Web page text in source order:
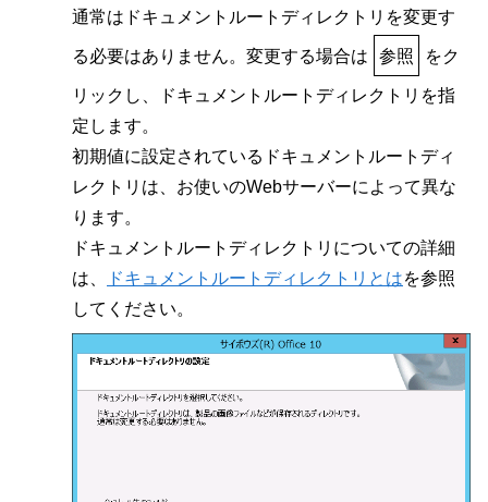
通常はドキュメントルートディレクトリを変更す
る必要はありません。変更する場合は 参照 をク
リックし、ドキュメントルートディレクトリを指
定します。
初期値に設定されているドキュメントルートディ
レクトリは、お使いのWebサーバーによって異な
ります。
ドキュメントルートディレクトリについての詳細
は、
ドキュメントルートディレクトリとはを参照
してください。